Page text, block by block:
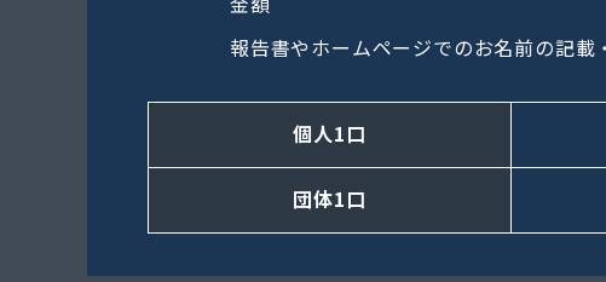
報告書やホームページでのお名前の記載
個人1口
団体1口